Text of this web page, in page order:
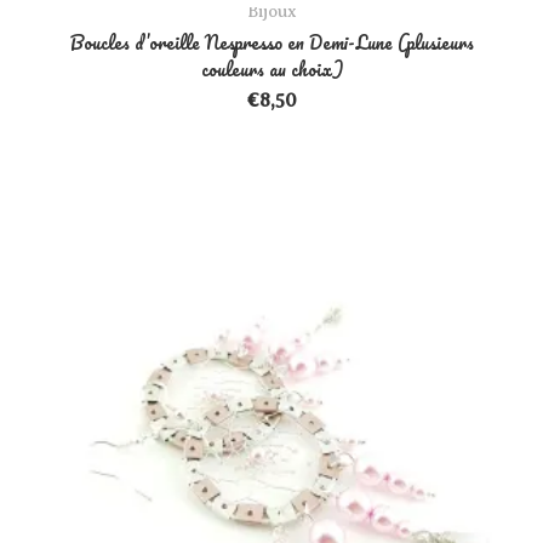
Bijoux
Boucles d’oreille Nespresso en Demi-Lune (plusieurs
couleurs au choix)
€8,50